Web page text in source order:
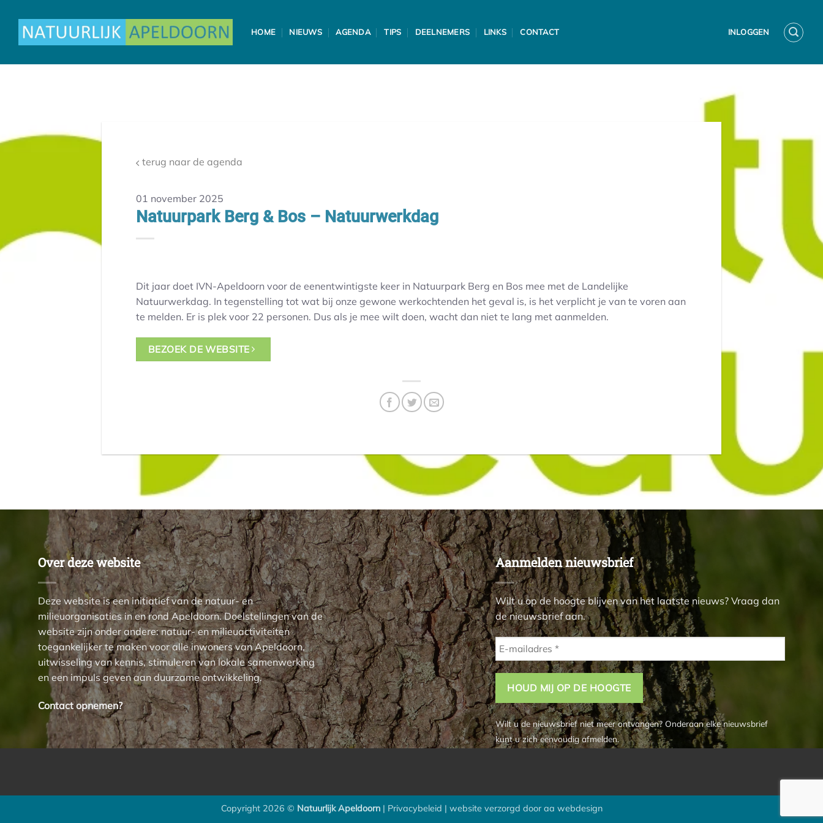
naar
inhoud
HOME NIEUWS AGENDA TIPS DEELNEMERS LINKS CONTACT INLOGGEN
terug naar de agenda
01 november 2025
Natuurpark Berg & Bos – Natuurwerkdag
Dit jaar doet IVN-Apeldoorn voor de eenentwintigste keer in Natuurpark Berg en Bos mee met de Landelijke
Natuurwerkdag. In tegenstelling tot wat bij onze gewone werkochtenden het geval is, is het verplicht je van te voren aan
te melden. Er is plek voor 22 personen. Dus als je mee wilt doen, wacht dan niet te lang met aanmelden.
BEZOEK DE WEBSITE
Over deze website
Deze website is een initiatief van de natuur- en
milieuorganisaties in en rond Apeldoorn. Doelstellingen van de
website zijn onder andere: natuur- en milieuactiviteiten
toegankelijker te maken voor alle inwoners van Apeldoorn,
uitwisseling van kennis, stimuleren van lokale samenwerking
en een impuls geven aan duurzame ontwikkeling.
Contact opnemen?
Aanmelden nieuwsbrief
Wilt u op de hoogte blijven van het laatste nieuws? Vraag dan
de nieuwsbrief aan.
Wilt u de nieuwsbrief niet meer ontvangen? Onderaan elke nieuwsbrief
kunt u zich eenvoudig afmelden.
Copyright 2026 © Natuurlijk Apeldoorn| Privacybeleid | website verzorgd door aa webdesign